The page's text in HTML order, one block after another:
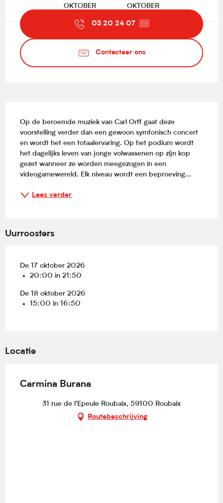
OKTOBER OKTOBER
03 20 24 07 ▒▒
Contacteer ons
Op de beroemde muziek van Carl Orff gaat deze
voorstelling verder dan een gewoon symfonisch concert
en wordt het een totaalervaring. Op het podium wordt
het dagelijks leven van jonge volwassenen op zijn kop
gezet wanneer ze worden meegezogen in een
videogamewereld. Elk niveau wordt een beproeving...
Lees verder
Uurroosters
De 17 oktober 2026
20:00 in 21:50
De 18 oktober 2026
15:00 in 16:50
Locatie
Carmina Burana
31 rue de l'Epeule Roubaix, 59100 Roubaix
Routebeschrijving